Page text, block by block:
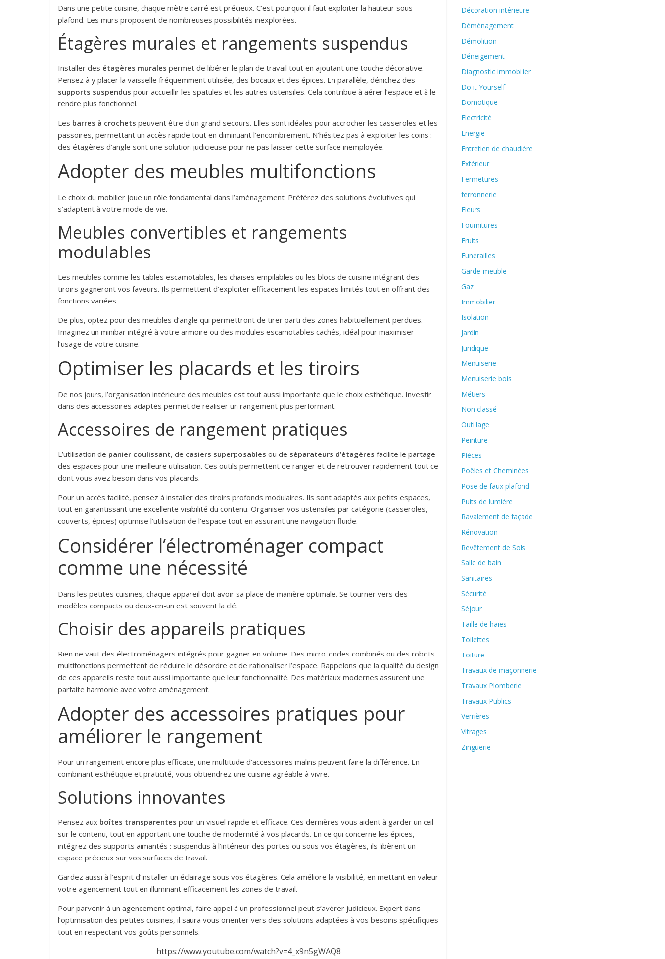
Dans une petite cuisine, chaque mètre carré est précieux. C’est pourquoi il faut exploiter la hauteur sous
plafond. Les murs proposent de nombreuses possibilités inexplorées.
Étagères murales et rangements suspendus
Installer des étagères murales permet de libérer le plan de travail tout en ajoutant une touche décorative.
Pensez à y placer la vaisselle fréquemment utilisée, des bocaux et des épices. En parallèle, dénichez des
supports suspendus pour accueillir les spatules et les autres ustensiles. Cela contribue à aérer l’espace et à le
rendre plus fonctionnel.
Les barres à crochets peuvent être d’un grand secours. Elles sont idéales pour accrocher les casseroles et les
passoires, permettant un accès rapide tout en diminuant l’encombrement. N’hésitez pas à exploiter les coins :
des étagères d’angle sont une solution judicieuse pour ne pas laisser cette surface inemployée.
Adopter des meubles multifonctions
Le choix du mobilier joue un rôle fondamental dans l’aménagement. Préférez des solutions évolutives qui
s’adaptent à votre mode de vie.
Meubles convertibles et rangements
modulables
Les meubles comme les tables escamotables, les chaises empilables ou les blocs de cuisine intégrant des
tiroirs gagneront vos faveurs. Ils permettent d’exploiter efficacement les espaces limités tout en offrant des
fonctions variées.
De plus, optez pour des meubles d’angle qui permettront de tirer parti des zones habituellement perdues.
Imaginez un minibar intégré à votre armoire ou des modules escamotables cachés, idéal pour maximiser
l’usage de votre cuisine.
Optimiser les placards et les tiroirs
De nos jours, l’organisation intérieure des meubles est tout aussi importante que le choix esthétique. Investir
dans des accessoires adaptés permet de réaliser un rangement plus performant.
Accessoires de rangement pratiques
L’utilisation de panier coulissant, de casiers superposables ou de séparateurs d’étagères facilite le partage
des espaces pour une meilleure utilisation. Ces outils permettent de ranger et de retrouver rapidement tout ce
dont vous avez besoin dans vos placards.
Pour un accès facilité, pensez à installer des tiroirs profonds modulaires. Ils sont adaptés aux petits espaces,
tout en garantissant une excellente visibilité du contenu. Organiser vos ustensiles par catégorie (casseroles,
couverts, épices) optimise l’utilisation de l’espace tout en assurant une navigation fluide.
Considérer l’électroménager compact
comme une nécessité
Dans les petites cuisines, chaque appareil doit avoir sa place de manière optimale. Se tourner vers des
modèles compacts ou deux-en-un est souvent la clé.
Choisir des appareils pratiques
Rien ne vaut des électroménagers intégrés pour gagner en volume. Des micro-ondes combinés ou des robots
multifonctions permettent de réduire le désordre et de rationaliser l’espace. Rappelons que la qualité du design
de ces appareils reste tout aussi importante que leur fonctionnalité. Des matériaux modernes assurent une
parfaite harmonie avec votre aménagement.
Adopter des accessoires pratiques pour
améliorer le rangement
Pour un rangement encore plus efficace, une multitude d’accessoires malins peuvent faire la différence. En
combinant esthétique et praticité, vous obtiendrez une cuisine agréable à vivre.
Solutions innovantes
Pensez aux boîtes transparentes pour un visuel rapide et efficace. Ces dernières vous aident à garder un œil
sur le contenu, tout en apportant une touche de modernité à vos placards. En ce qui concerne les épices,
intégrez des supports aimantés : suspendus à l’intérieur des portes ou sous vos étagères, ils libèrent un
espace précieux sur vos surfaces de travail.
Gardez aussi à l’esprit d’installer un éclairage sous vos étagères. Cela améliore la visibilité, en mettant en valeur
votre agencement tout en illuminant efficacement les zones de travail.
Pour parvenir à un agencement optimal, faire appel à un professionnel peut s’avérer judicieux. Expert dans
l’optimisation des petites cuisines, il saura vous orienter vers des solutions adaptées à vos besoins spécifiques
tout en respectant vos goûts personnels.
https://www.youtube.com/watch?v=4_x9n5gWAQ8
Décoration intérieure
Déménagement
Démolition
Déneigement
Diagnostic immobilier
Do it Yourself
Domotique
Electricité
Energie
Entretien de chaudière
Extérieur
Fermetures
ferronnerie
Fleurs
Fournitures
Fruits
Funérailles
Garde-meuble
Gaz
Immobilier
Isolation
Jardin
Juridique
Menuiserie
Menuiserie bois
Métiers
Non classé
Outillage
Peinture
Pièces
Poêles et Cheminées
Pose de faux plafond
Puits de lumière
Ravalement de façade
Rénovation
Revêtement de Sols
Salle de bain
Sanitaires
Sécurité
Séjour
Taille de haies
Toilettes
Toiture
Travaux de maçonnerie
Travaux Plomberie
Travaux Publics
Verrières
Vitrages
Zinguerie